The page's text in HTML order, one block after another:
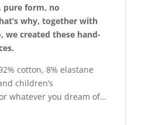
pure form, no
why, together with
we created these hand-
cotton, 8% elastane
children’s
whatever you dream of…